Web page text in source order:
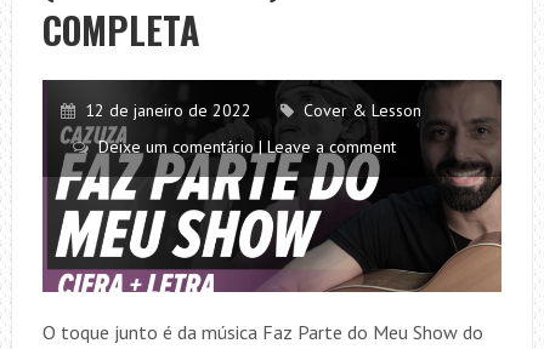
COMPLETA
12 de janeiro de 2022
Cover & Lesson
Deixe um comentário | Leave a comment
O toque junto é da música Faz Parte do Meu Show do